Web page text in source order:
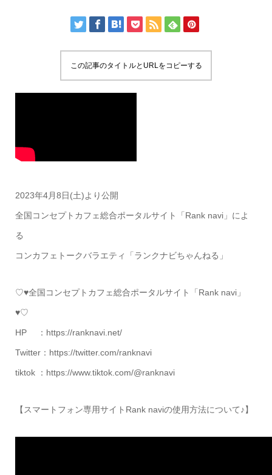
この記事のタイトルとURLをコピーする
2023年4月8日(土)より公開
全国コンセプトカフェ総合ポータルサイト「Rank navi」によ
る
コンカフェトークバラエティ「ランクナビちゃんねる」
♡♥全国コンセプトカフェ総合ポータルサイト「Rank navi」
♥♡
HP ：https://ranknavi.net/
Twitter：https://twitter.com/ranknavi
tiktok ：https://www.tiktok.com/@ranknavi
【スマートフォン専用サイトRank naviの使用方法について♪】